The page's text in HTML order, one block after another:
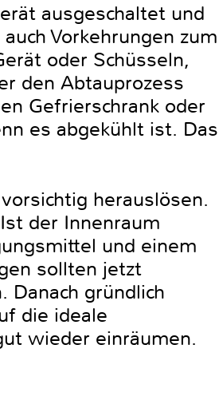
ausgeschaltet und
Vorkehrungen zum
oder Schüsseln,
den Abtauprozess
Gefrierschrank oder
es abgekühlt ist. Das
herauslösen.
der Innenraum
und einem
sollten jetzt
gründlich
die ideale
wieder einräumen.